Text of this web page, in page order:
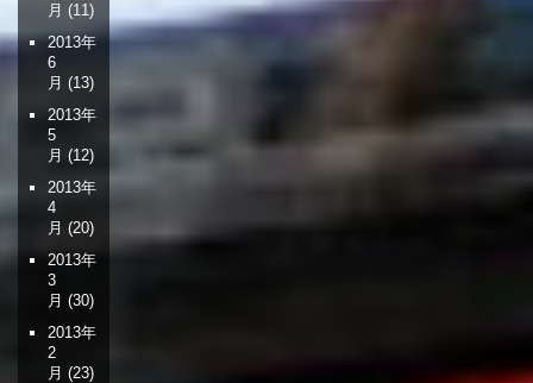
月 (11)
2013年
6
月 (13)
2013年
5
月 (12)
2013年
4
月 (20)
2013年
3
月 (30)
2013年
2
月 (23)